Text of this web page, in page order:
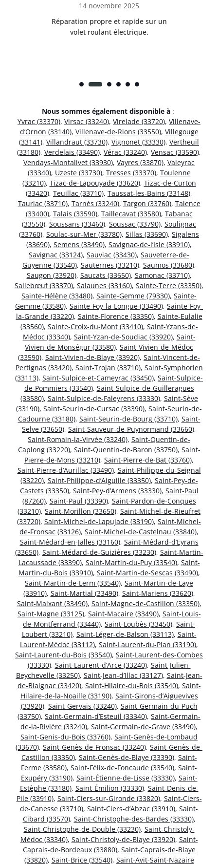
14 novembre 2025
Réparation propre et rapide sur un
volet roulant électrique.
Nous sommes également disponible à :
Yvrac (33370), Virsac (33240), Virelade (33720), Villenave-
d’Ornon (33140), Villenave-de-Rions (33550), Villegouge
(33141), Villandraut (33730), Vignonet (33330), Vertheuil
(33180), Verdelais (33490), Vérac (33240), Vensac (33590),
Vendays-Montalivet (33930), Vayres (33870), Valeyrac
(33340), Uzeste (33730), Tresses (33370), Toulenne
(33210), Tizac-de-Lapouyade (33620), Tizac-de-Curton
(33420), Teuillac (33710), Taussat-les-Bains (33148),
Tauriac (33710), Tarnès (33240), Targon (33760), Talence
(33400), Talais (33590), Taillecavat (33580), Tabanac
(33550), Soussans (33460), Soussac (33790), Soulignac
(33760), Soulac-sur-Mer (33780), Sillas (33690), Sigalens
(33690), Semens (33490), Savignac-de-l’Isle (33910),
Savignac (33124), Sauviac (33430), Sauveterre-de-
Guyenne (33540), Sauternes (33210), Saumos (33680),
Saugon (33920), Saucats (33650), Samonac (33710),
Sallebœuf (33370), Salaunes (33160), Sainte-Terre (33350),
Sainte-Hélène (33480), Sainte-Gemme (79330), Sainte-
Gemme (33580), Sainte-Foy-la-Longue (33490), Sainte-Foy-
la-Grande (33220), Sainte-Florence (33350), Sainte-Eulalie
(33560), Sainte-Croix-du-Mont (33410), Saint-Yzans-de-
Médoc (33340), Saint-Yzan-de-Soudiac (33920), Saint-
Vivien-de-Monségur (33580), Saint-Vivien-de-Médoc
(33590), Saint-Vivien-de-Blaye (33920), Saint-Vincent-de-
Pertignas (33420), Saint-Trojan (33710), Saint-Symphorien
(33113), Saint-Sulpice-et-Cameyrac (33450), Saint-Sulpice-
de-Pommiers (33540), Saint-Sulpice-de-Guilleragues
(33580), Saint-Sulpice-de-Faleyrens (33330), Saint-Sève
(33190), Saint-Seurin-de-Cursac (33390), Saint-Seurin-de-
Cadourne (33180), Saint-Seurin-de-Bourg (33710), Saint-
Selve (33650), Saint-Sauveur-de-Puynormand (33660),
Saint-Romain-la-Virvée (33240), Saint-Quentin-de-
Caplong (33220), Saint-Quentin-de-Baron (33750), Saint-
Pierre-de-Mons (33210), Saint-Pierre-de-Bat (33760),
Saint-Pierre-d’Aurillac (33490), Saint-Philippe-du-Seignal
(33220), Saint-Philippe-d’Aiguille (33350), Saint-Pey-de-
Castets (33350), Saint-Pey-d’Armens (33330), Saint-Paul
(87260), Saint-Paul (33390), Saint-Pardon-de-Conques
(33210), Saint-Morillon (33650), Saint-Michel-de-Rieufret
(33720), Saint-Michel-de-Lapujade (33190), Saint-Michel-
de-Fronsac (33126), Saint-Michel-de-Castelnau (33840),
Saint-Médard-en-Jalles (33160), Saint-Médard-d’Eyrans
(33650), Saint-Médard-de-Guizières (33230), Saint-Martin-
Lacaussade (33390), Saint-Martin-du-Puy (33540), Saint-
Martin-du-Bois (33910), Saint-Martin-de-Sescas (33490),
Saint-Martin-de-Lerm (33540), Saint-Martin-de-Laye
(33910), Saint-Martial (33490), Saint-Mariens (33620),
Saint-Maixant (33490), Saint-Magne-de-Castillon (33350),
Saint-Magne (33125), Saint-Macaire (33490), Saint-Louis-
de-Montferrand (33440), Saint-Loubès (33450), Saint-
Loubert (33210), Saint-Léger-de-Balson (33113), Saint-
Laurent-Médoc (33112), Saint-Laurent-du-Plan (33190),
Saint-Laurent-du-Bois (33540), Saint-Laurent-des-Combes
(33330), Saint-Laurent-d’Arce (33240), Saint-Julien-
Beychevelle (33250), Saint-Jean-d’Illac (33127), Saint-Jean-
de-Blaignac (33420), Saint-Hilaire-du-Bois (33540), Saint-
Hilaire-de-la-Noaille (33190), Saint-Girons-d’Aiguevives
(33920), Saint-Gervais (33240), Saint-Germain-du-Puch
(33750), Saint-Germain-d’Esteuil (33340), Saint-Germain-
de-la-Rivière (33240), Saint-Germain-de-Grave (33490),
Saint-Genis-du-Bois (33760), Saint-Genès-de-Lombaud
(33670), Saint-Genès-de-Fronsac (33240), Saint-Genès-de-
Castillon (33350), Saint-Genès-de-Blaye (33390), Saint-
Ferme (33580), Saint-Félix-de-Foncaude (33540), Saint-
Exupéry (33190), Saint-Étienne-de-Lisse (33330), Saint-
Estèphe (33180), Saint-Émilion (33330), Saint-Denis-de-
Pile (33910), Saint-Ciers-sur-Gironde (33820), Saint-Ciers-
de-Canesse (33710), Saint-Ciers-d’Abzac (33910), Saint-
Cibard (33570), Saint-Christophe-des-Bardes (33330),
Saint-Christophe-de-Double (33230), Saint-Christoly-
Médoc (33340), Saint-Christoly-de-Blaye (33920), Saint-
Caprais-de-Bordeaux (33880), Saint-Caprais-de-Blaye
(33820), Saint-Brice (33540), Saint-Avit-Saint-Nazaire